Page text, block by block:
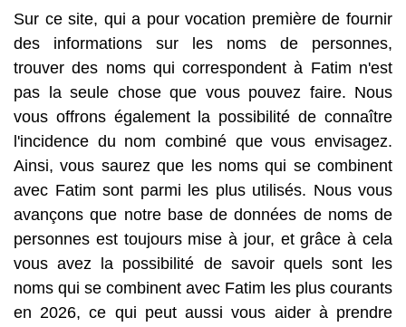
Sur ce site, qui a pour vocation première de fournir
des informations sur les noms de personnes,
trouver des noms qui correspondent à Fatim n'est
pas la seule chose que vous pouvez faire. Nous
vous offrons également la possibilité de connaître
l'incidence du nom combiné que vous envisagez.
Ainsi, vous saurez que les noms qui se combinent
avec Fatim sont parmi les plus utilisés. Nous vous
avançons que notre base de données de noms de
personnes est toujours mise à jour, et grâce à cela
vous avez la possibilité de savoir quels sont les
noms qui se combinent avec Fatim les plus courants
en 2026, ce qui peut aussi vous aider à prendre